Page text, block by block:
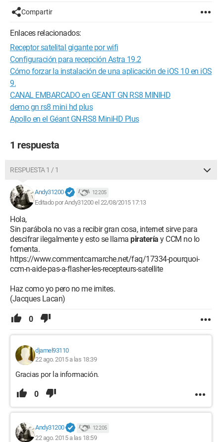
Compartir
Enlaces relacionados:
Receptor satelital gigante por wifi
Configuración para recepción Astra 19.2
Cómo forzar la instalación de una aplicación de iOS 10 en iOS
9.
CANAL EMBARCADO en GEANT GN RS8 MINIHD
demo gn rs8 mini hd plus
Apollo en el Géant GN-RS8 MiniHD Plus
1 respuesta
RESPUESTA 1 / 1
Andy31200 12 205
Editado por Andy31200 el 22/08/2015 17:13
Hola,
Sin parábola no vas a recibir gran cosa, internet sirve para
descifrar ilegalmente y esto se llama piratería y CCM no lo
fomenta.
https://www.commentcamarche.net/faq/17334-pourquoi-
ccm-n-aide-pas-a-flasher-les-recepteurs-satellite
Haz como yo pero no me imites.
(Jacques Lacan)
0
djamel93110
22 ago. 2015 a las 18:39
Gracias por la información.
0
Andy31200 12 205
22 ago. 2015 a las 18:59